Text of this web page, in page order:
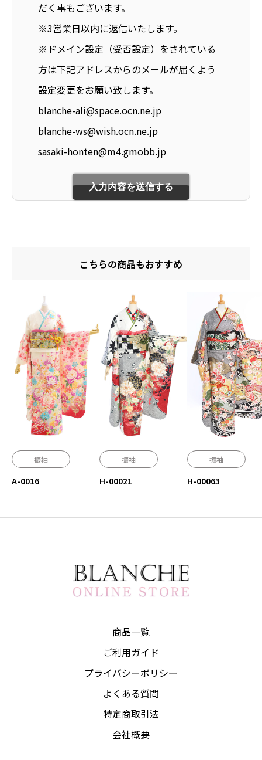
だく事もございます。
※3営業日以内に返信いたします。
※ドメイン設定（受否設定）をされている
方は下記アドレスからのメールが届くよう
設定変更をお願い致します。
blanche-ali@space.ocn.ne.jp
blanche-ws@wish.ocn.ne.jp
sasaki-honten@m4.gmobb.jp
こちらの商品もおすすめ
振袖
A-0016
振袖
H-00021
振袖
H-00063
商品一覧
ご利用ガイド
プライバシーポリシー
よくある質問
特定商取引法
会社概要